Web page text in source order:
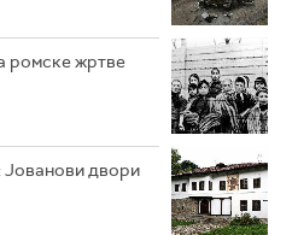
РТС КОЛО
ромске жртве
Јованови двори